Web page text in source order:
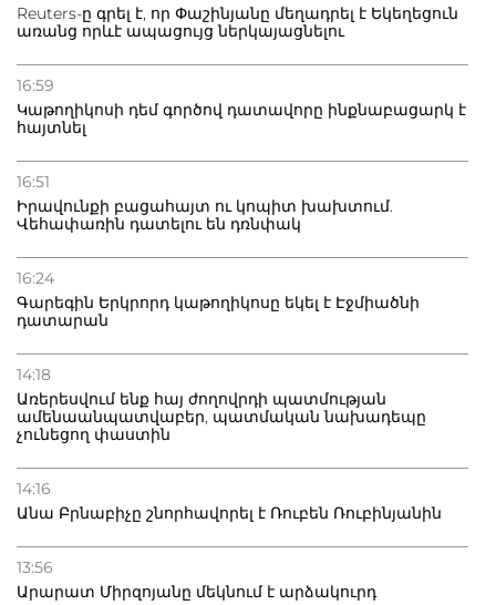
Reuters-ը գրել է, որ Փաշինյանը մեղադրել է Եկեղեցուն
առանց որևէ ապացույց ներկայացնելու
16:59
Կաթողիկոսի դեմ գործով դատավորը ինքնաբացարկ է
հայտնել
16:51
Իրավունքի բացահայտ ու կոպիտ խախտում.
Վեհափառին դատելու են դռնփակ
16:24
Գարեգին Երկրորդ կաթողիկոսը եկել է Էջմիածնի
դատարան
14:18
Առերեսվում ենք հայ ժողովրդի պատմության
ամենաանպատվաբեր, պատմական նախադեպը
չունեցող փաստին
14:16
Անա Բրնաբիչը շնորհավորել է Ռուբեն Ռուբինյանին
13:56
Արարատ Միրզոյանը մեկնում է արձակուրդ
Փաշինյանին